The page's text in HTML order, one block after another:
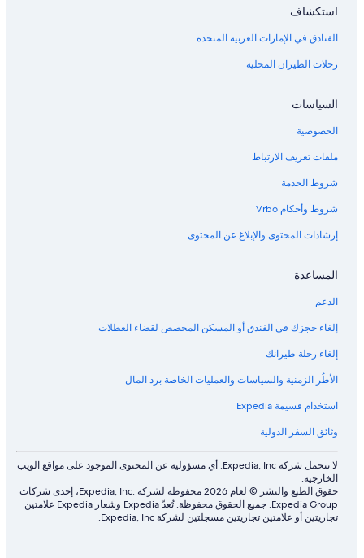
استكشاف
الفنادق في الإمارات العربية المتحدة
رحلات الطيران المحلية
السياسات
الخصوصية
ملفات تعريف الارتباط
شروط الخدمة
شروط وأحكام Vrbo
إرشادات المحتوى والإبلاغ عن المحتوى
المساعدة
الدعم
إلغاء حجزك في الفندق أو المسكن المخصص لقضاء العطلات
إلغاء رحلة طيرانك
الأطُر الزمنية والسياسات والعمليات الخاصة برد المال
استخدام قسيمة Expedia
وثائق السفر الدولية
لا تتحمل شركة Expedia, Inc. أي مسؤولية عن المحتوى الموجود على مواقع الويب
الخارجية.
حقوق الطبع والنشر © لعام 2026 محفوظة لشركة .Expedia, Inc، إحدى شركات
Expedia Group. جميع الحقوق محفوظة. تُعدّ Expedia وشعار Expedia علامتين
تجاريتين أو علامتين تجاريتين مسجلتين لشركة Expedia, Inc.